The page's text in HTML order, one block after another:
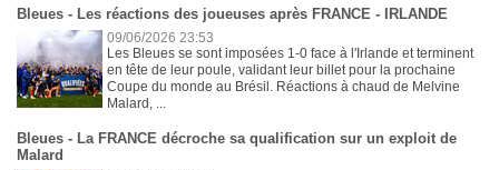
Bleues - Les réactions des joueuses après FRANCE - IRLANDE
09/06/2026 23:53
Les Bleues se sont imposées 1-0 face à l'Irlande et terminent
en tête de leur poule, validant leur billet pour la prochaine
Coupe du monde au Brésil. Réactions à chaud de Melvine
Malard, ...
Bleues - La FRANCE décroche sa qualification sur un exploit de
Malard